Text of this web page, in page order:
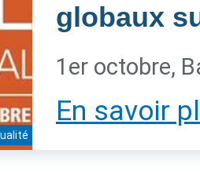
globaux
1er octobre,
En savoir